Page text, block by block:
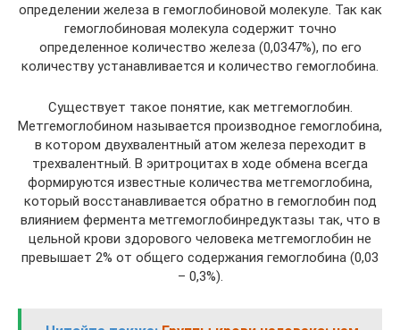
определении железа в гемоглобиновой молекуле. Так как
гемоглобиновая молекула содержит точно
определенное количество железа (0,0347%), по его
количеству устанавливается и количество гемоглобина.
Существует такое понятие, как метгемоглобин.
Метгемоглобином называется производное гемоглобина,
в котором двухвалентный атом железа переходит в
трехвалентный. В эритроцитах в ходе обмена всегда
формируются известные количества метгемоглобина,
который восстанавливается обратно в гемоглобин под
влиянием фермента метгемоглобинредуктазы так, что в
цельной крови здорового человека метгемоглобин не
превышает 2% от общего содержания гемоглобина (0,03
– 0,3%).